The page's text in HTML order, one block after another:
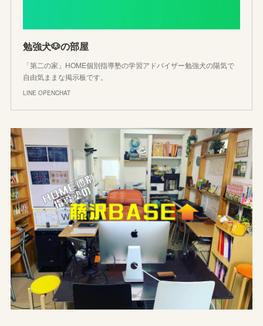
勉強犬🐶の部屋
「第二の家」HOME個別指導塾の学習アドバイザー勉強犬の陽気で
自由気ままな掲示板です。
LINE OPENCHAT